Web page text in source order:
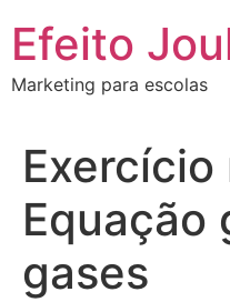
para
conteúdo
Efeito
Marketing para escolas
Equação
gases